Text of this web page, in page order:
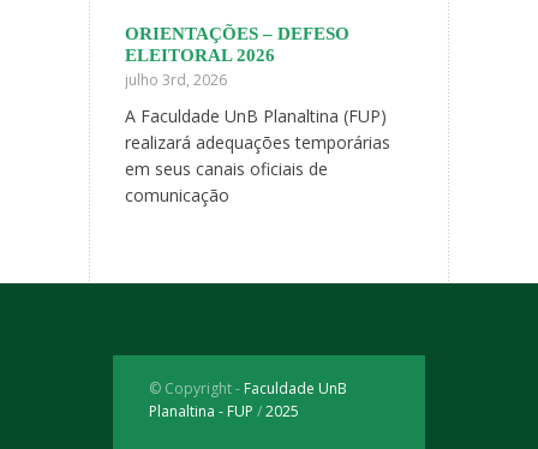
ORIENTAÇÕES – DEFESO
ELEITORAL 2026
julho 3rd, 2026
A Faculdade UnB Planaltina (FUP)
realizará adequações temporárias
em seus canais oficiais de
comunicação
Mostra de
pesquisa e
maio 1st, 2026
Participe da
ensino,
20 anos!
© Copyright - Faculdade UnB
Planaltina - FUP /2025